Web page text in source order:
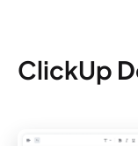
ClickUp